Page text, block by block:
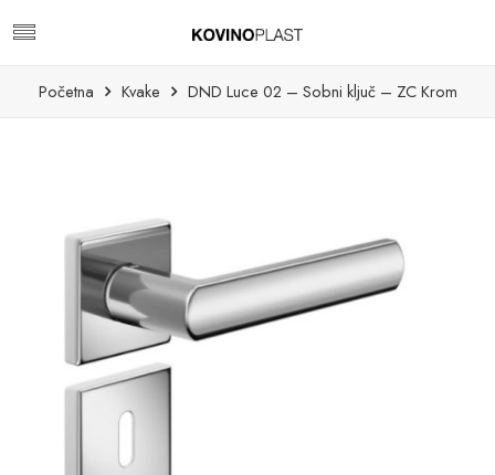
Početna Kvake DND Luce 02 – Sobni ključ – ZC Krom